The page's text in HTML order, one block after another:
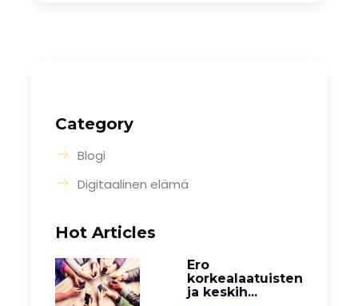
Category
Blogi
Digitaalinen elämä
Hot Articles
Ero
korkealaatuisten
ja keskih...